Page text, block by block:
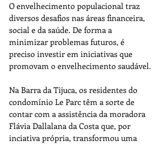
O envelhecimento populacional traz
diversos desafios nas áreas financeira,
social e da saúde. De forma a
minimizar problemas futuros, é
preciso investir em iniciativas que
promovam o envelhecimento saudável.
Na Barra da Tijuca, os residentes do
condomínio Le Parc têm a sorte de
contar com a assistência da moradora
Flávia Dallalana da Costa que, por
inciativa própria, transformou uma